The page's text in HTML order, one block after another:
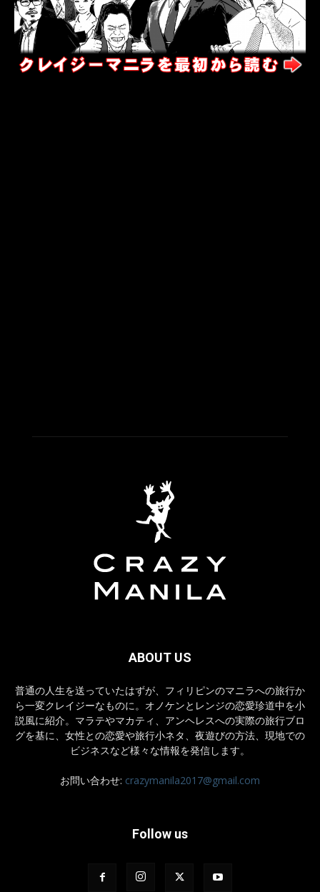
ABOUT US
普通の人生を送っていたはずが、フィリピンのマニラへの旅行か
ら一変クレイジーなものに。オノケンとレンジの恋愛珍道中を小
説風に紹介。マラテやマカティ、アンヘレスへの実際の旅行ブロ
グを基に、女性との恋愛や旅行小ネタ、夜遊びの方法、現地での
ビジネスなど様々な情報を発信します。
お問い合わせ: crazymanila2017@gmail.com
Follow us